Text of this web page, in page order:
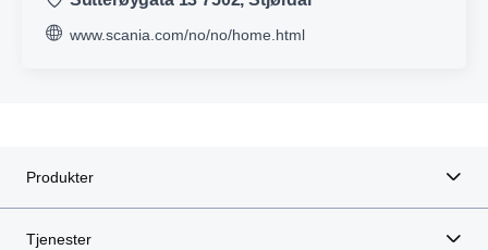
www.scania.com/no/no/home.html
Produkter
Tjenester